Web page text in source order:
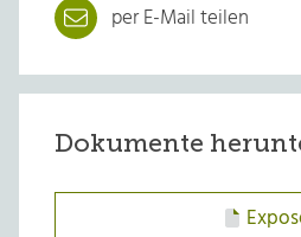
per E-Mail teilen
Dokumente